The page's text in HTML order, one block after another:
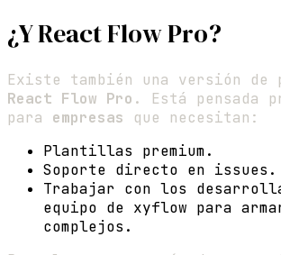
¿Y React Flow Pro?
Existe también una versión de
React Flow Pro . Está pensada
para empresas que necesitan:
Plantillas premium.
Soporte directo en issues.
Trabajar con los
equipo de xyflow para
complejos.